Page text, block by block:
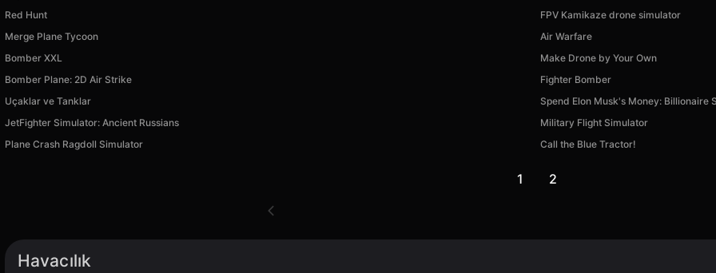
Red Hunt
FPV Kamikaze drone simulator
Merge Plane Tycoon
Air Warfare
Bomber XXL
Make Drone by Your Own
Bomber Plane: 2D Air Strike
Fighter Bomber
Uçaklar ve Tanklar
Spend Elon Musk's Money: Billionaire
JetFighter Simulator: Ancient Russians
Military Flight Simulator
Plane Crash Ragdoll Simulator
Call the Blue Tractor!
1 2
Havacılık